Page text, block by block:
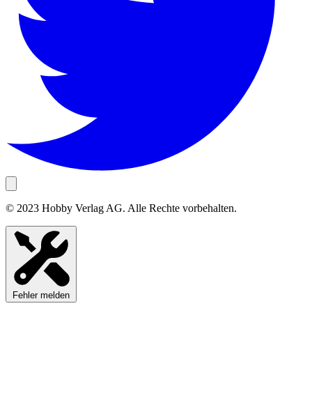
© 2023 Hobby Verlag AG. Alle Rechte vorbehalten.
Fehler melden